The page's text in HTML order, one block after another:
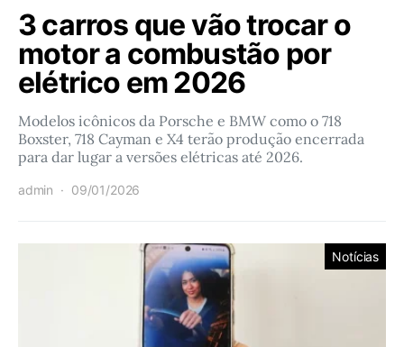
3 carros que vão trocar o
motor a combustão por
elétrico em 2026
Modelos icônicos da Porsche e BMW como o 718
Boxster, 718 Cayman e X4 terão produção encerrada
para dar lugar a versões elétricas até 2026.
admin 09/01/2026
Notícias